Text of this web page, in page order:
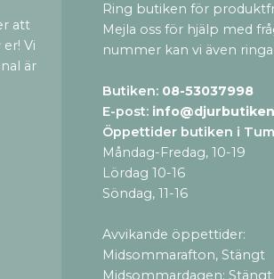
att
Vi
är
Ring butiken för
Mejla oss för hjälp med
nummer kan vi även
Butiken: 08-53037998
E-post:
Öppettider butiken i
Måndag-Fredag, 10-19
Lördag 10-16
Söndag, 11-16
Avvikande öppettider:
Midsommarafton, Stängt
Midsommardagen: Stängt